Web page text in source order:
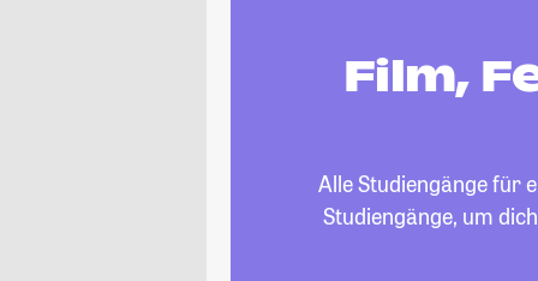
Film,
Alle Studiengänge für
Studiengänge, um